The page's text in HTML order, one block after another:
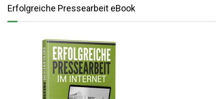
Erfolgreiche Pressearbeit eBook